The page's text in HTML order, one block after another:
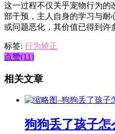
这一过程不仅关乎宠物行为的
部干预，主人自身的学习与耐
或问题恶化，其价值已得到许
标签: 行为矫正
点赞(11)
相关文章
狗狗丢了孩子